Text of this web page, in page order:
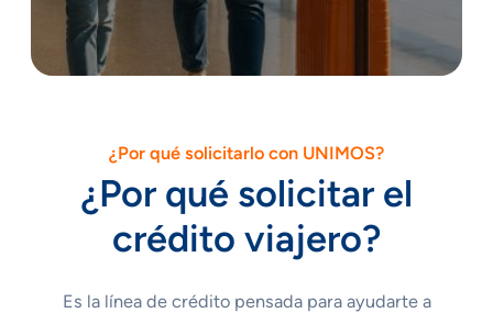
¿Por qué solicitarlo con UNIMOS?
¿Por qué solicitar el
crédito viajero?
Es la línea de crédito pensada para ayudarte a